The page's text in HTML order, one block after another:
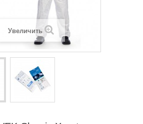
Увеличить